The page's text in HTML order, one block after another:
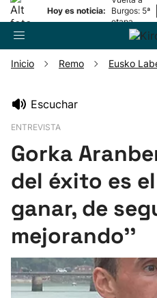
Hoy es noticia:
Burgos: 5ª
etapa
Pelota
Remo
Baloncesto
Ciclismo
Inicio Remo Eusko
Escuchar
ENTREVISTA
Gorka
del éxito es
ganar, de
mejorando''